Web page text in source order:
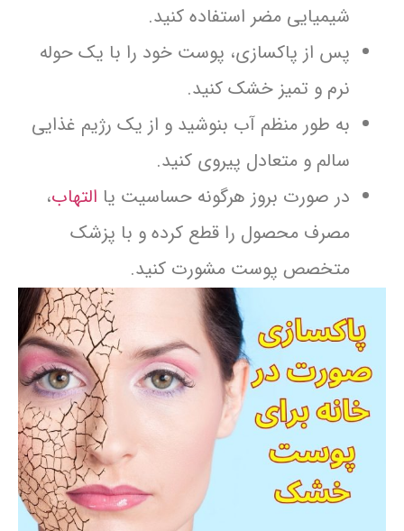
شیمیایی مضر استفاده کنید.
پس از پاکسازی، پوست خود را با یک حوله
نرم و تمیز خشک کنید.
به طور منظم آب بنوشید و از یک رژیم غذایی
سالم و متعادل پیروی کنید.
در صورت بروز هرگونه حساسیت یا التهاب،
مصرف محصول را قطع کرده و با پزشک
متخصص پوست مشورت کنید.